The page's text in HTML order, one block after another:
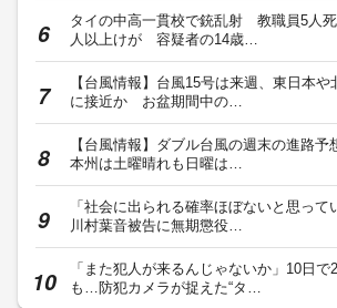
タイの中高一貫校で銃乱射 教職員5人
人以上けが 容疑者の14歳…
【台風情報】台風15号は来週、東日本や
に接近か お盆期間中の…
【台風情報】ダブル台風の週末の進路
本州は土曜晴れも日曜は…
「社会に出られる確率ほぼないと思って
川村葉音被告に無期懲役…
「また犯人が来るんじゃないか」10日で
も…防犯カメラが捉えた“タ…